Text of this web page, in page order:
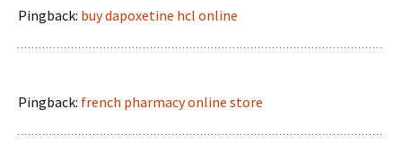
Pingback: buy dapoxetine hcl online
Pingback: french pharmacy online store